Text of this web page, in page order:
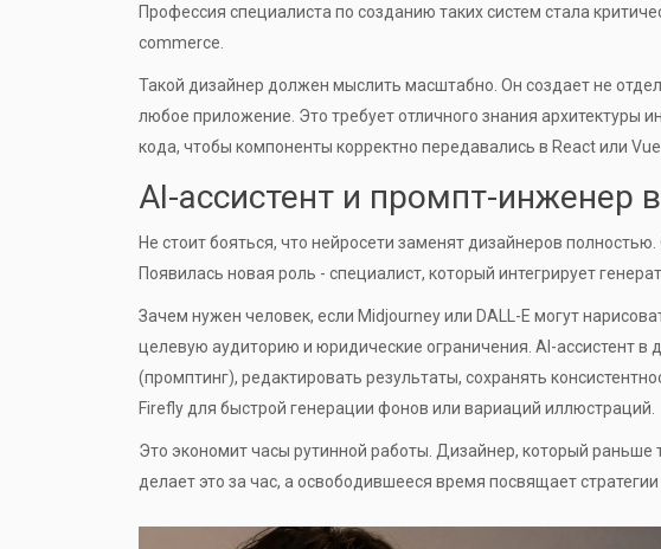
Профессия специалиста по созданию таких систем стала
commerce.
Такой дизайнер должен мыслить масштабно. Он создает не
любое приложение. Это требует отличного знания
кода, чтобы компоненты корректно передавались в Reactили
AI-ассистент и промпт-инженер
Не стоит бояться, что нейросети заменят дизайнеров
Появилась новая роль - специалист, который интегрирует
Зачем нужен человек, если Midjourneyили DALL-E могут
целевую аудиторию и юридические ограничения. AI-ассистент в
(промптинг), редактировать результаты, сохранять
Firefly для быстрой генерации фонов или вариаций иллюстраций.
Это экономит часы рутинной работы. Дизайнер, который раньше
делает это за час, а освободившееся время посвящает стратегии